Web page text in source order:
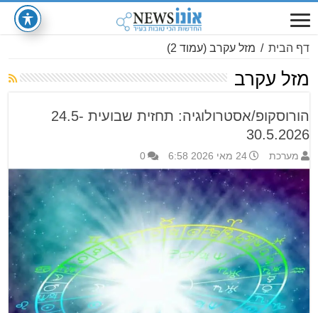
דף הבית / מזל עקרב (עמוד 2)
מזל עקרב
הורוסקופ/אסטרולוגיה: תחזית שבועית 24.5-
30.5.2026
מערכת 24 מאי 2026 6:58 0